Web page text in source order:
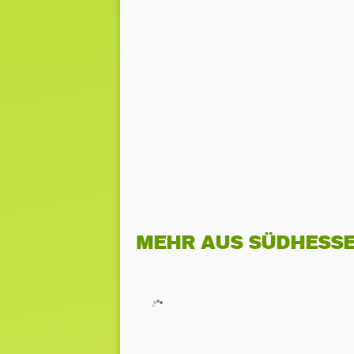
MEHR AUS